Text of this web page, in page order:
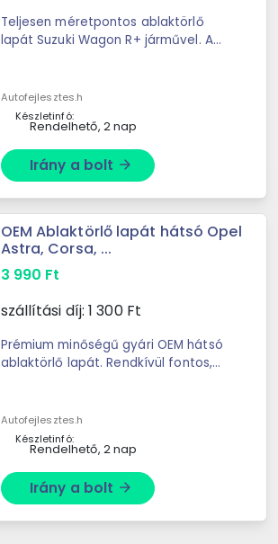
Teljesen méretpontos ablaktörlő
lapát Suzuki Wagon R+ járművel. A
vezetőoldalra való. Wagon R+
ablaktörlő ...
Autofejlesztes.h
Készletinfó:
Rendelhető, 2 nap
Irány a bolt arrow_forward
OEM Ablaktörlő lapát hátsó Opel
Astra, Corsa, ...
3 990 Ft
szállítási díj: 1 300Ft
Prémium minőségű gyári OEM hátsó
ablaktörlő lapát. Rendkívül fontos,
lapátra van szükség. ...
Autofejlesztes.h
Készletinfó:
Rendelhető, 2 nap
Irány a bolt arrow_forward